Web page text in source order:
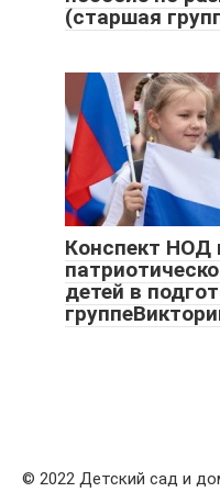
(старшая
Конспект НОД
детей в
© 2022 Детский сад и